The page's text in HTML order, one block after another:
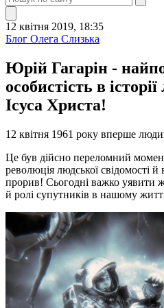
12 квітня 2019, 18:35
Блог Олега Слизька
Юрій Гагарін -
особистість в
Ісуса Христа!
12 квітня 1961 року вперше
Це був дійсно переломний
революція людської свідомості
прорив! Сьогодні важко уявити
й ролі супутників в нашому